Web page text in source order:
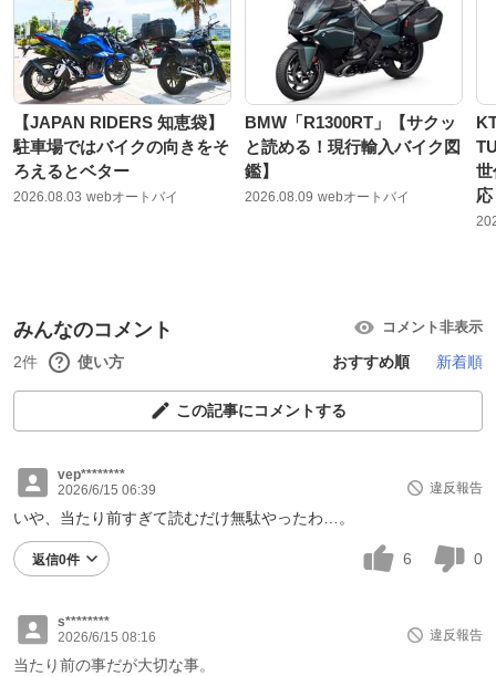
【JAPAN RIDERS 知恵袋】
駐車場ではバイクの向きをそ
ろえるとベター
2026.08.03 webオートバイ
BMW「R1300RT」【サクッ
と読める！現行輸入バイク図
鑑】
2026.08.09 webオートバイ
世
みんなのコメント コメント非表示
2件 使い方 おすすめ順 新着順
この記事にコメントする
vep********
2026/6/15 06:39
違反報告
いや、当たり前すぎて読むだけ無駄やったわ…。
返信0件 6 0
s********
2026/6/15 08:16
違反報告
当たり前の事だが大切な事。